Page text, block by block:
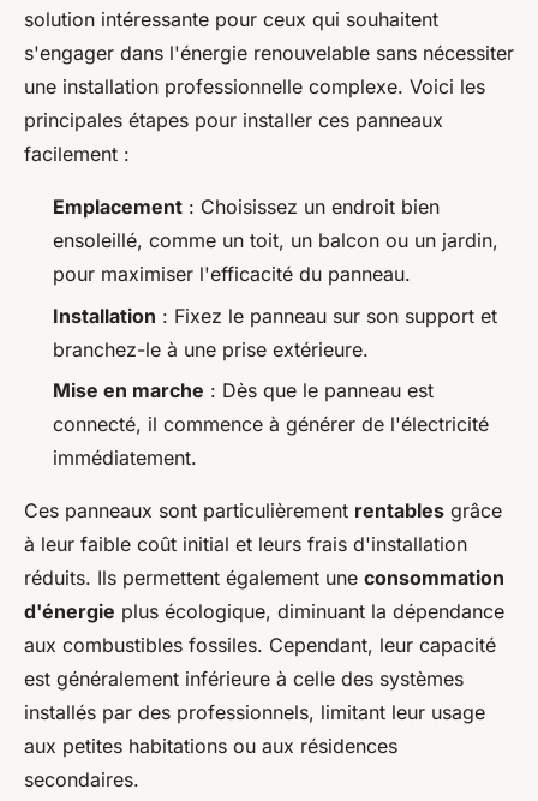
solution intéressante pour ceux qui souhaitent
s'engager dans l'énergie renouvelable sans nécessiter
une installation professionnelle complexe. Voici les
principales étapes pour installer ces panneaux
facilement :
Emplacement : Choisissez un endroit bien
ensoleillé, comme un toit, un balcon ou un jardin,
pour maximiser l'efficacité du panneau.
Installation : Fixez le panneau sur son support et
branchez-le à une prise extérieure.
Mise en marche : Dès que le panneau est
connecté, il commence à générer de l'électricité
immédiatement.
Ces panneaux sont particulièrement rentables grâce
à leur faible coût initial et leurs frais d'installation
réduits. Ils permettent également une consommation
d'énergie plus écologique, diminuant la dépendance
aux combustibles fossiles. Cependant, leur capacité
est généralement inférieure à celle des systèmes
installés par des professionnels, limitant leur usage
aux petites habitations ou aux résidences
secondaires.